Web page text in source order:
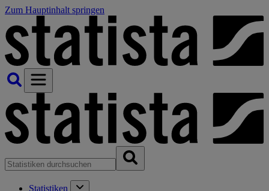
Zum Hauptinhalt springen
Statistiken